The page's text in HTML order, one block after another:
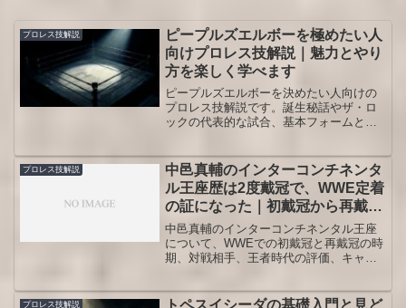
プロレス技解説
ピープルズエルボーを極めたい人
向けプロレス技解説｜魅力とやり
方を楽しく学べます
ピープルズエルボーを決めたい人向けの
プロレス技解説です。誕生秘話やザ・ロ
ックの代表的な試合、基本フォームと安
初心者でも技の魅力と危険性のバランス
を理解できる内容です。観戦の見どころ
も押さえます。
プロレス技解説
中邑真輔のインターコンチネンタ
ル王座歴は2度戴冠で、WWE定着
の証になった｜初戴冠から再戴冠
までの意味が見える！
中邑真輔のインターコンチネンタル王座
について、WWEでの初戴冠と再戴冠の時
期、対戦相手、王者時代の評価、キャリ
うに立ち位置を築いたのか、なぜ今も語
プロレス技解説